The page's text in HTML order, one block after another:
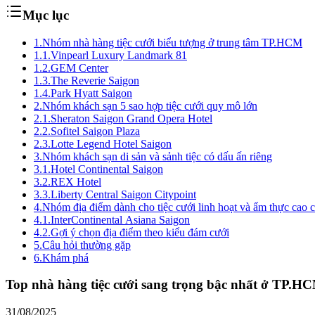
Mục lục
1.Nhóm nhà hàng tiệc cưới biểu tượng ở trung tâm TP.HCM
1.1.Vinpearl Luxury Landmark 81
1.2.GEM Center
1.3.The Reverie Saigon
1.4.Park Hyatt Saigon
2.Nhóm khách sạn 5 sao hợp tiệc cưới quy mô lớn
2.1.Sheraton Saigon Grand Opera Hotel
2.2.Sofitel Saigon Plaza
2.3.Lotte Legend Hotel Saigon
3.Nhóm khách sạn di sản và sảnh tiệc có dấu ấn riêng
3.1.Hotel Continental Saigon
3.2.REX Hotel
3.3.Liberty Central Saigon Citypoint
4.Nhóm địa điểm dành cho tiệc cưới linh hoạt và ẩm thực cao
4.1.InterContinental Asiana Saigon
4.2.Gợi ý chọn địa điểm theo kiểu đám cưới
5.Câu hỏi thường gặp
6.Khám phá
Top nhà hàng tiệc cưới sang trọng bậc nhất ở
31/08/2025